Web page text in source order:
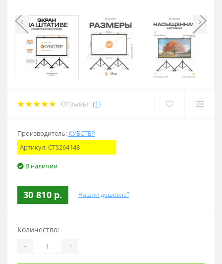
‹ ›
Отзывы: (1)
Производитель: КУБСТЕР
Артикул:CTS264148
В наличии
30 810 р. Нашли дешевле?
Количество:
- +